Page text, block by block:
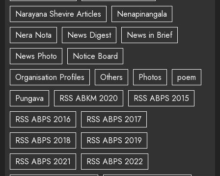
Narayana Shevire Articles
Nenapinangala
Nera Nota
News Digest
News in Brief
News Photo
Notice Board
Organisation Profiles
Others Photos
poem
Pungava
RSS ABKM 2020
RSS ABPS 2015
RSS ABPS 2016
RSS ABPS 2017
RSS ABPS 2018
RSS ABPS 2019
RSS ABPS 2021
RSS ABPS 2022